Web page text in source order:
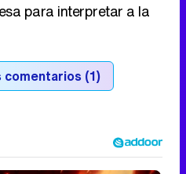
para interpretar a la
(1)